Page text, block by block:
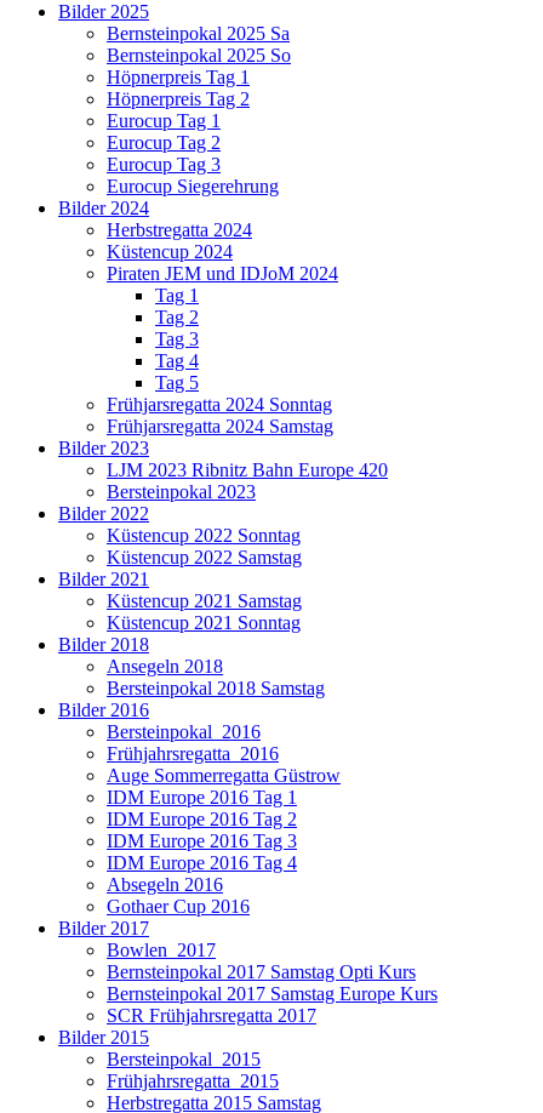
Bilder 2025
Bernsteinpokal 2025 Sa
Bernsteinpokal 2025 So
Höpnerpreis Tag 1
Höpnerpreis Tag 2
Eurocup Tag 1
Eurocup Tag 2
Eurocup Tag 3
Eurocup Siegerehrung
Bilder 2024
Herbstregatta 2024
Küstencup 2024
Piraten JEM und IDJoM 2024
Tag 1
Tag 2
Tag 3
Tag 4
Tag 5
Frühjarsregatta 2024 Sonntag
Frühjarsregatta 2024 Samstag
Bilder 2023
LJM 2023 Ribnitz Bahn Europe 420
Bersteinpokal 2023
Bilder 2022
Küstencup 2022 Sonntag
Küstencup 2022 Samstag
Bilder 2021
Küstencup 2021 Samstag
Küstencup 2021 Sonntag
Bilder 2018
Ansegeln 2018
Bersteinpokal 2018 Samstag
Bilder 2016
Bersteinpokal_2016
Frühjahrsregatta_2016
Auge Sommerregatta Güstrow
IDM Europe 2016 Tag 1
IDM Europe 2016 Tag 2
IDM Europe 2016 Tag 3
IDM Europe 2016 Tag 4
Absegeln 2016
Gothaer Cup 2016
Bilder 2017
Bowlen_2017
Bernsteinpokal 2017 Samstag Opti Kurs
Bernsteinpokal 2017 Samstag Europe Kurs
SCR Frühjahrsregatta 2017
Bilder 2015
Bersteinpokal_2015
Frühjahrsregatta_2015
Herbstregatta 2015 Samstag